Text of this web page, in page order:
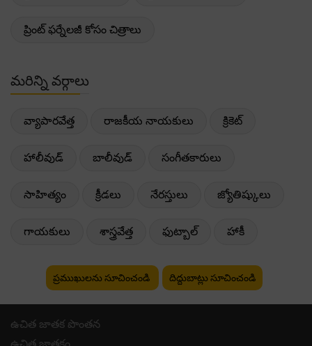
ప్రింట్ ఫర్నేలజీ కోసం చిత్రాలు
మరిన్ని వర్గాలు
వ్యాపారవేత్త రాజకీయ నాయకులు క్రికెట్
హాలీవుడ్ బాలీవుడ్ సంగీతకారులు
సాహిత్యం క్రీడలు నేరస్తులు జ్యోతిష్కులు
గాయకులు శాస్త్రవేత్త ఫుట్బాల్ హాకీ
ప్రముఖులను సూచించండి దిద్దుబాట్లు సూచించండి
ఉచిత జాతక పొంతన